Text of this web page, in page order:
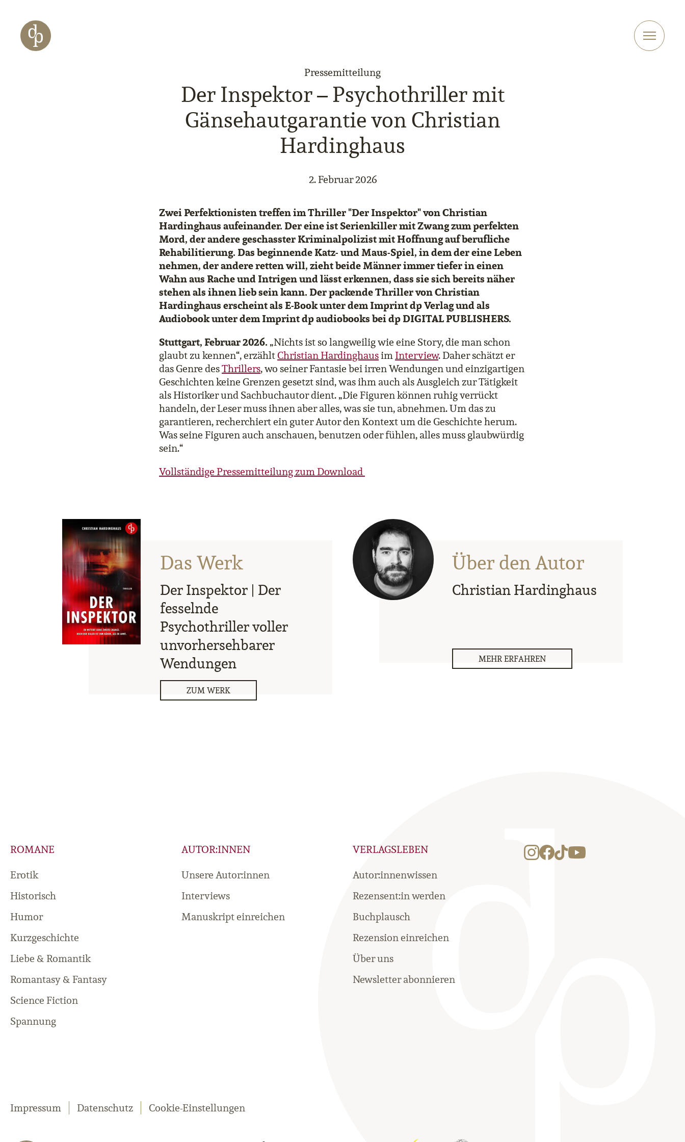
Zur Navigation springen
Zur Website-Suche springen
Pressemitteilung
Der Inspektor – Psychothriller mit
Gänsehautgarantie von Christian
Hardinghaus
2. Februar 2026
Zwei Perfektionisten treffen im Thriller "Der Inspektor" von Christian
Hardinghaus aufeinander. Der eine ist Serienkiller mit Zwang zum perfekten
Mord, der andere geschasster Kriminalpolizist mit Hoffnung auf berufliche
Rehabilitierung. Das beginnende Katz- und Maus-Spiel, in dem der eine Leben
nehmen, der andere retten will, zieht beide Männer immer tiefer in einen
Wahn aus Rache und Intrigen und lässt erkennen, dass sie sich bereits näher
stehen als ihnen lieb sein kann. Der packende Thriller von Christian
Hardinghaus erscheint als E-Book unter dem Imprint dp Verlag und als
Audiobook unter dem Imprint dp audiobooks bei dp DIGITAL PUBLISHERS.
Stuttgart, Februar 2026.„Nichts ist so langweilig wie eine Story, die man schon
glaubt zu kennen“, erzähltChristian HardinghausimInterview. Daher schätzt er
das Genre desThrillers, wo seiner Fantasie bei irren Wendungen und einzigartigen
Geschichten keine Grenzen gesetzt sind, was ihm auch als Ausgleich zur Tätigkeit
als Historiker und Sachbuchautor dient. „Die Figuren können ruhig verrückt
handeln, der Leser muss ihnen aber alles, was sie tun, abnehmen. Um das zu
garantieren, recherchiert ein guter Autor den Kontext um die Geschichte herum.
Was seine Figuren auch anschauen, benutzen oder fühlen, alles muss glaubwürdig
sein.“
Vollständige Pressemitteilung zum Download
Das Werk
Der Inspektor | Der
fesselnde
Psychothriller voller
unvorhersehbarer
Wendungen
ZUM WERK
Über den Autor
Christian Hardinghaus
MEHR ERFAHREN
ROMANE
Erotik
Historisch
Humor
Kurzgeschichte
Liebe & Romantik
Romantasy & Fantasy
Science Fiction
Spannung
AUTOR:INNEN
Unsere Autor:innen
Interviews
Manuskript einreichen
VERLAGSLEBEN
Autor:innenwissen
Rezensent:in werden
Buchplausch
Rezension einreichen
Über uns
Newsletter abonnieren
Impressum Datenschutz Cookie-Einstellungen